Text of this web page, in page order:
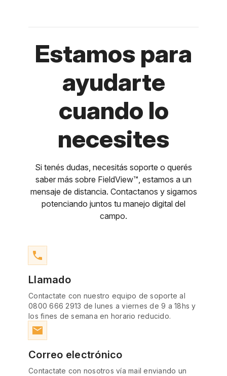
Estamos para
ayudarte
cuando lo
necesites
Si tenés dudas, necesitás soporte o querés
saber más sobre FieldView™, estamos a un
mensaje de distancia. Contactanos y sigamos
potenciando juntos tu manejo digital del
campo.
phone
Llamado
Contactate con nuestro equipo de soporte al
0800 666 2913 de lunes a viernes de 9 a 18hs y
los fines de semana en horario reducido.
email
Correo electrónico
Contactate con nosotros vía mail enviando un